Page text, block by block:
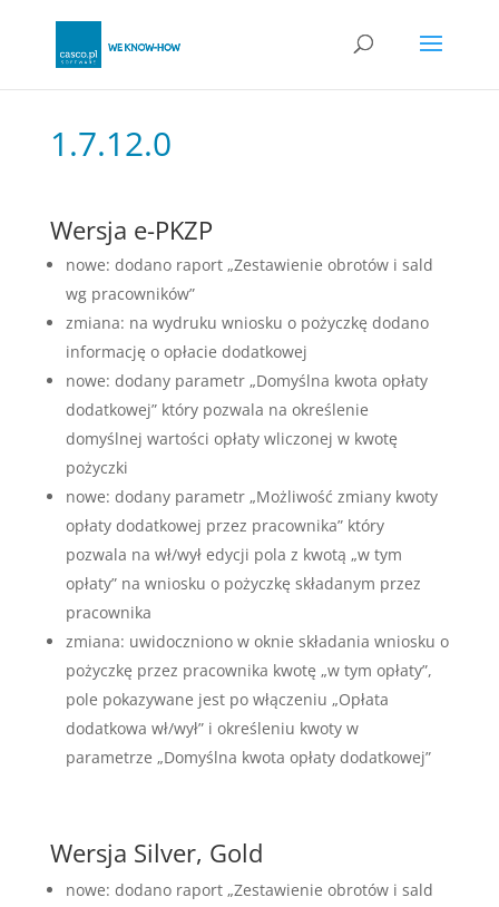
1.7.12.0
Wersja e-PKZP
nowe: dodano raport „Zestawienie obrotów i sald
wg pracowników”
zmiana: na wydruku wniosku o pożyczkę dodano
informację o opłacie dodatkowej
nowe: dodany parametr „Domyślna kwota opłaty
dodatkowej” który pozwala na określenie
domyślnej wartości opłaty wliczonej w kwotę
pożyczki
nowe: dodany parametr „Możliwość zmiany kwoty
opłaty dodatkowej przez pracownika” który
pozwala na wł/wył edycji pola z kwotą „w tym
opłaty” na wniosku o pożyczkę składanym przez
pracownika
zmiana: uwidoczniono w oknie składania wniosku o
pożyczkę przez pracownika kwotę „w tym opłaty”,
pole pokazywane jest po włączeniu „Opłata
dodatkowa wł/wył” i określeniu kwoty w
parametrze „Domyślna kwota opłaty dodatkowej”
Wersja Silver, Gold
nowe: dodano raport „Zestawienie obrotów i sald